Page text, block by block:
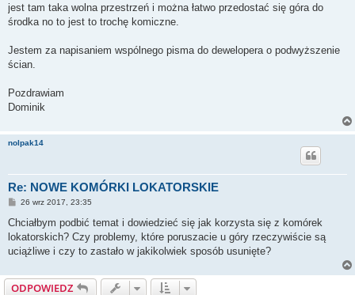
jest tam taka wolna przestrzeń i można łatwo przedostać się góra do
środka no to jest to trochę komiczne.
Jestem za napisaniem wspólnego pisma do dewelopera o podwyższenie
ścian.
Pozdrawiam
Dominik
nolpak14
Re: NOWE KOMÓRKI LOKATORSKIE
P
s
26 wrz 2017, 23:35
Chciałbym podbić temat i dowiedzieć się jak korzysta się z komórek
lokatorskich? Czy problemy, które poruszacie u góry rzeczywiście są
uciążliwe i czy to zastało w jakikolwiek sposób usunięte?
ODPOWIEDZ